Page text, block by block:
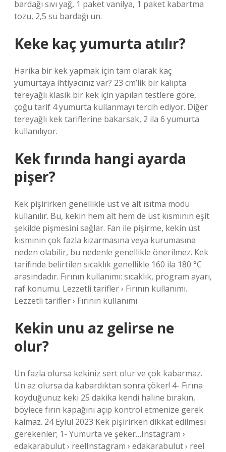
bardağı sıvı yağ, 1 paket vanilya, 1 paket kabartma
tozu, 2,5 su bardağı un.
Keke kaç yumurta atılır?
Harika bir kek yapmak için tam olarak kaç
yumurtaya ihtiyacınız var? 23 cm’lik bir kalıpta
tereyağlı klasik bir kek için yapılan testlere göre,
çoğu tarif 4 yumurta kullanmayı tercih ediyor. Diğer
tereyağlı kek tariflerine bakarsak, 2 ila 6 yumurta
kullanılıyor.
Kek fırında hangi ayarda
pişer?
Kek pişirirken genellikle üst ve alt ısıtma modu
kullanılır. Bu, kekin hem alt hem de üst kısmının eşit
şekilde pişmesini sağlar. Fan ile pişirme, kekin üst
kısmının çok fazla kızarmasına veya kurumasına
neden olabilir, bu nedenle genellikle önerilmez. Kek
tarifinde belirtilen sıcaklık genellikle 160 ila 180 °C
arasındadır. Fırının kullanımı: sıcaklık, program ayarı,
raf konumu. Lezzetli tarifler › Fırının kullanımı.
Lezzetli tarifler › Fırının kullanımı
Kekin unu az gelirse ne
olur?
Un fazla olursa kekiniz sert olur ve çok kabarmaz.
Un az olursa da kabardıktan sonra çöker! 4- Fırına
koyduğunuz keki 25 dakika kendi haline bırakın,
böylece fırın kapağını açıp kontrol etmenize gerek
kalmaz. 24 Eylül 2023 Kek pişirirken dikkat edilmesi
gerekenler; 1- Yumurta ve şeker…Instagram ›
edakarabulut › reelInstagram › edakarabulut › reel